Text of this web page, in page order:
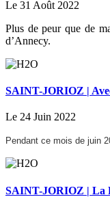
Le 31 Août 2022
Plus de peur que de
d’Annecy.
SAINT-JORIOZ |
Le 24 Juin 2022
Pendant ce mois de juin
SAINT-JORIOZ | La